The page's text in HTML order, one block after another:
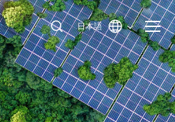
日本語